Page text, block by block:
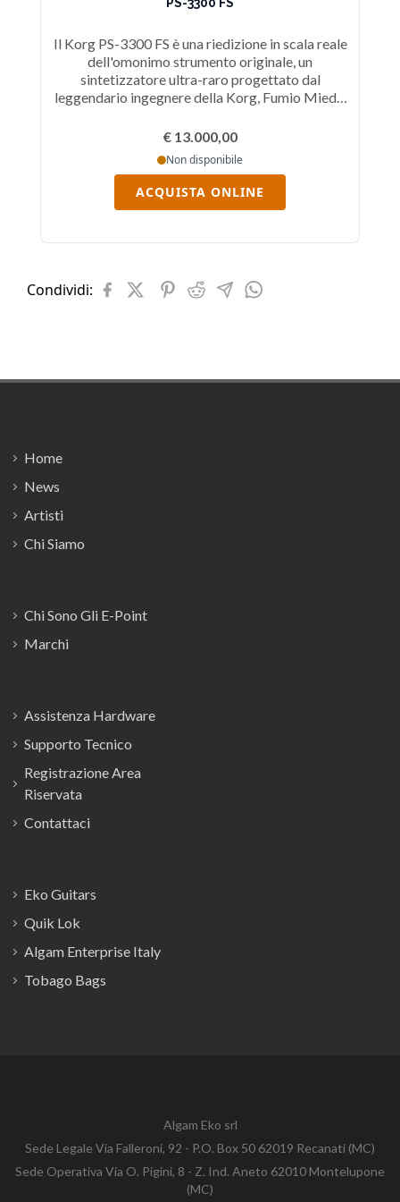
PS-3300 FS
Il Korg PS-3300 FS è una riedizione in scala reale
dell'omonimo strumento originale, un
sintetizzatore ultra-raro progettato dal
leggendario ingegnere della Korg, Fumio Mieda,
pochissimi esemplari.
€ 13.000,00
Non disponibile
ACQUISTA ONLINE
Condividi:
Home
News
Artisti
Chi Siamo
Chi Sono Gli E-Point
Marchi
Assistenza Hardware
Supporto Tecnico
Registrazione Area
Riservata
Contattaci
Eko Guitars
Quik Lok
Algam Enterprise Italy
Tobago Bags
Algam Eko srl
Sede Legale Via Falleroni, 92 - P.O. Box 50 62019 Recanati (MC)
Sede Operativa Via O. Pigini, 8 - Z. Ind. Aneto 62010 Montelupone
(MC)